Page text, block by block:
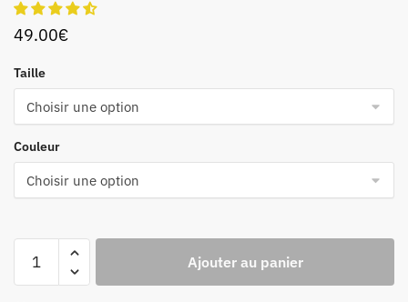
49.00€
Taille
Couleur
Ajouter au panier